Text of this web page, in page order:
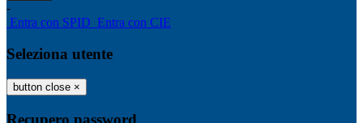
-
Entra con SPID Entra con CIE
Seleziona utente
button close ×
Recupero password